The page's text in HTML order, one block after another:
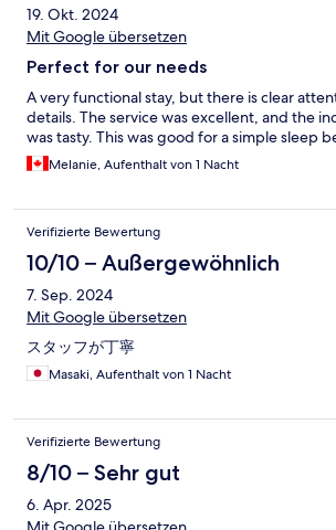
19. Okt. 2024
Mit Google übersetzen
Perfect for our needs
A very functional stay, but there is clear
details. The service was excellent, and the
was tasty. This was good for a simple sleep
Melanie, Aufenthalt von 1 Nacht
Verifizierte Bewertung
10/10 – Außergewöhnlich
7. Sep. 2024
Mit Google übersetzen
スタッフが丁寧
Masaki, Aufenthalt von 1 Nacht
Verifizierte Bewertung
8/10 – Sehr gut
6. Apr. 2025